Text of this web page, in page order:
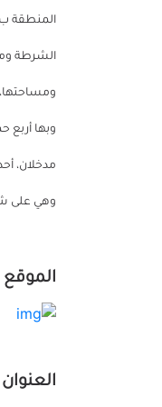
المنطقة ب
الشرطة
وهي على شارع مسجد
الموقع